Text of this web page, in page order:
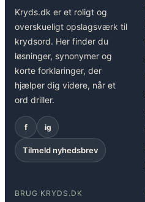
Kryds.dk er et roligt og
overskueligt opslagsværk til
krydsord. Her finder du
løsninger, synonymer og
korte forklaringer, der
hjælper dig videre, når et
ord driller.
f ig
Tilmeld nyhedsbrev
BRUG KRYDS.DK